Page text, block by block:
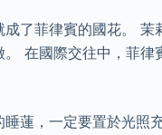
成了菲律賓的國花。
。 在國際交往中，菲
睡蓮，一定要置於光照